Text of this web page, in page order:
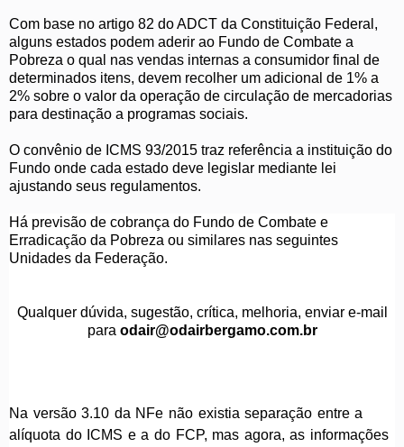
Com base no artigo 82 do ADCT da Constituição Federal,
alguns estados podem aderir ao Fundo de Combate a
Pobreza o qual nas vendas internas a consumidor final de
determinados itens, devem recolher um adicional de 1% a
2% sobre o valor da operação de circulação de mercadorias
para destinação a programas sociais.
O convênio de ICMS 93/2015 traz referência a instituição do
Fundo onde cada estado deve legislar mediante lei
ajustando seus regulamentos.
Há previsão de cobrança do Fundo de Combate e
Erradicação da Pobreza ou similares nas seguintes
Unidades da Federação.
Qualquer dúvida, sugestão, crítica, melhoria, enviar e-mail
para odair@odairbergamo.com.br
Na versão 3.10 da NFe não existia separação entre a
alíquota do ICMS e a do FCP, mas agora, as informações